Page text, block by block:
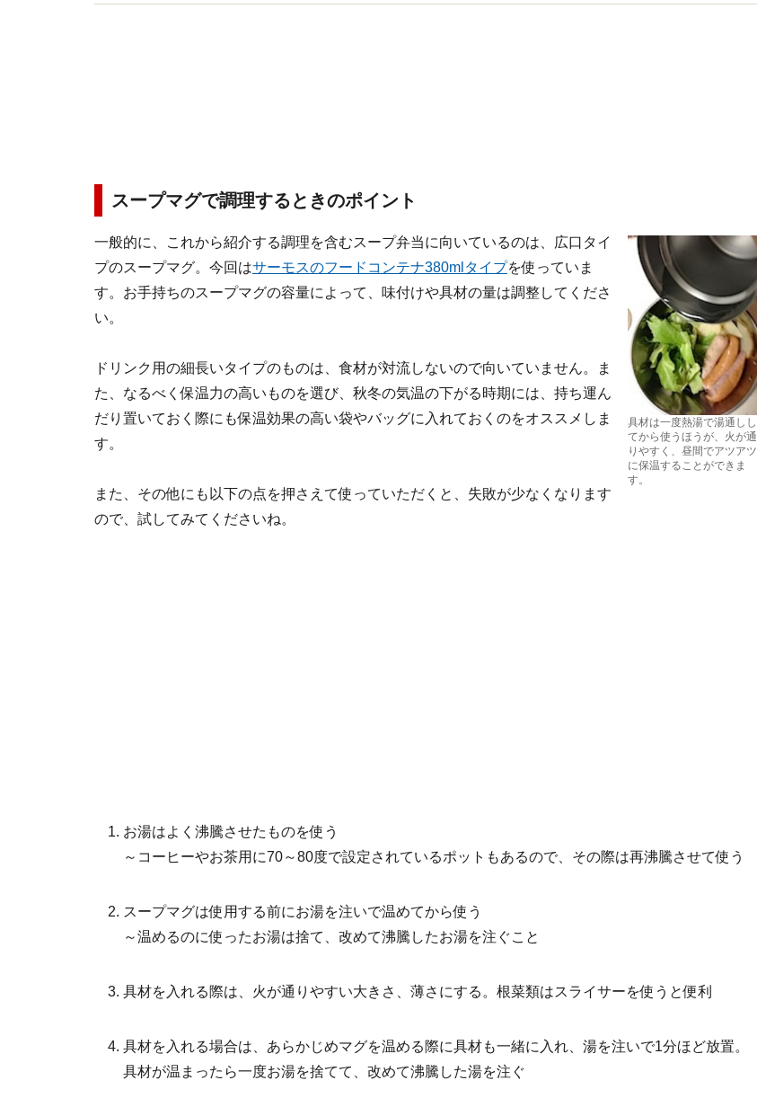
スープマグで調理するときのポイント
具材は一度熱湯で湯通しし
てから使うほうが、火が通
りやすく、昼間でアツアツ
に保温することができま
す。
一般的に、これから紹介する調理を含むスープ弁当に向いているのは、広口タイ
プのスープマグ。今回はサーモスのフードコンテナ380mlタイプを使っていま
す。お手持ちのスープマグの容量によって、味付けや具材の量は調整してくださ
い。
ドリンク用の細長いタイプのものは、食材が対流しないので向いていません。ま
た、なるべく保温力の高いものを選び、秋冬の気温の下がる時期には、持ち運ん
だり置いておく際にも保温効果の高い袋やバッグに入れておくのをオススメしま
す。
また、その他にも以下の点を押さえて使っていただくと、失敗が少なくなります
ので、試してみてくださいね。
お湯はよく沸騰させたものを使う
～コーヒーやお茶用に70～80度で設定されているポットもあるので、その際は再沸騰させて使う
スープマグは使用する前にお湯を注いで温めてから使う
～温めるのに使ったお湯は捨て、改めて沸騰したお湯を注ぐこと
具材を入れる際は、火が通りやすい大きさ、薄さにする。根菜類はスライサーを使うと便利
具材を入れる場合は、あらかじめマグを温める際に具材も一緒に入れ、湯を注いで1分ほど放置。
具材が温まったら一度お湯を捨てて、改めて沸騰した湯を注ぐ